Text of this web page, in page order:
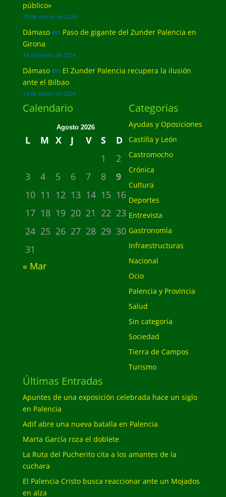
público»
20 de marzo de 2024
Dámasoen Paso de gigante del Zunder Palencia en
Girona
14 de enero de 2024
Dámasoen El Zunder Palencia recupera la ilusión
ante el Bilbao
14 de enero de 2024
Calendario
Agosto 2026
L M X J V S
D
1
2
3
4 5 6 7 8
9
10 11 12 13 14 15 16
17 18 19 20 21 22 23
24 25 26 27 28 29 30
31
« Mar
Categorias
Ayudas y Oposiciones
Castilla y León
Castromocho
Crónica
Cultura
Deportes
Entrevista
Gastronomía
Infraestructuras
Nacional
Ocio
Palencia y Provincia
Salud
Sin categoría
Sociedad
Tierra de Campos
Turismo
Últimas Entradas
Apuntes de una exposición celebrada hace un siglo
en Palencia
Adif abre una nueva batalla en Palencia
Marta García roza el doblete
La Ruta del Pucherito cita a los amantes de la
cuchara
El Palencia Cristo busca reaccionar ante un Mojados
en alza